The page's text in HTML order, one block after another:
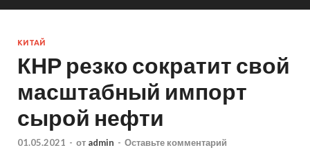
КИТАЙ
КНР резко сократит свой
масштабный импорт
сырой нефти
01.05.2021 - от admin - Оставьте комментарий